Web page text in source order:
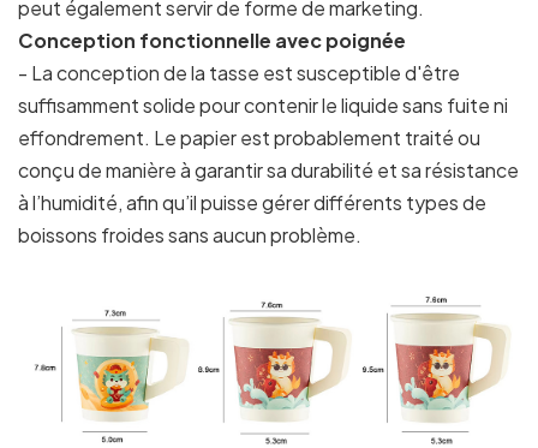
peut également servir de forme de marketing.
Conception fonctionnelle avec poignée
- La conception de la tasse est susceptible d'être
suffisamment solide pour contenir le liquide sans fuite ni
effondrement. Le papier est probablement traité ou
conçu de manière à garantir sa durabilité et sa résistance
à l’humidité, afin qu’il puisse gérer différents types de
boissons froides sans aucun problème.